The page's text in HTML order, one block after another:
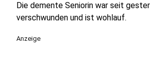
Die demente Seniorin war seit
verschwunden und ist wohlauf.
Anzeige